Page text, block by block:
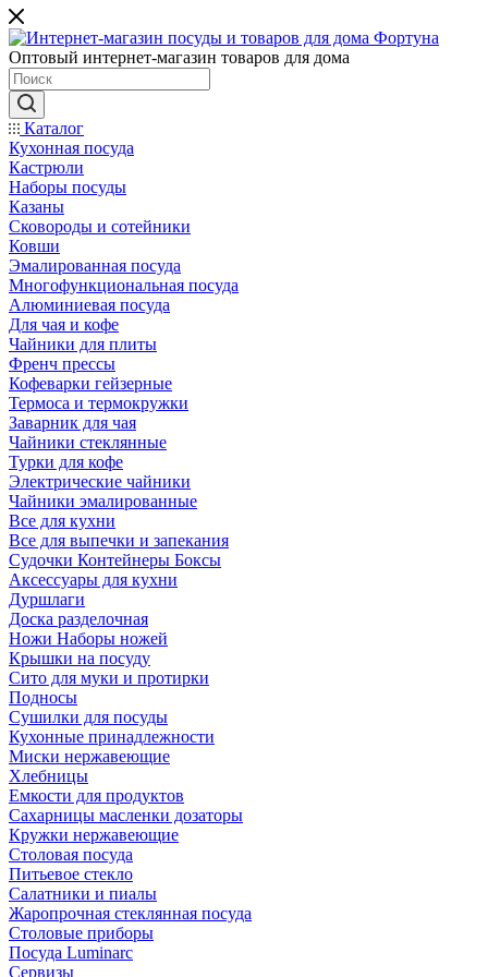
Оптовый интернет-магазин товаров для дома
Каталог
Кухонная посуда
Кастрюли
Наборы посуды
Казаны
Сковороды и сотейники
Ковши
Эмалированная посуда
Многофункциональная посуда
Алюминиевая посуда
Для чая и кофе
Чайники для плиты
Френч прессы
Кофеварки гейзерные
Термоса и термокружки
Заварник для чая
Чайники стеклянные
Турки для кофе
Электрические чайники
Чайники эмалированные
Все для кухни
Все для выпечки и запекания
Судочки Контейнеры Боксы
Аксессуары для кухни
Дуршлаги
Доска разделочная
Ножи Наборы ножей
Крышки на посуду
Сито для муки и протирки
Подносы
Сушилки для посуды
Кухонные принадлежности
Миски нержавеющие
Хлебницы
Емкости для продуктов
Сахарницы масленки дозаторы
Кружки нержавеющие
Столовая посуда
Питьевое стекло
Салатники и пиалы
Жаропрочная стеклянная посуда
Столовые приборы
Посуда Luminarс
Сервизы